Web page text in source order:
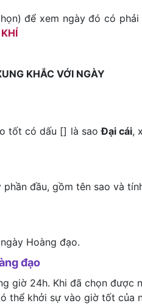
để xem ngày đó có phải
KHẮC VỚI NGÀY
tốt có dấu [] là saoĐại cái,
đầu, gồm tên sao và
Hoàng đạo.
đạo
giờ 24h. Khi đã chọn được
thể khởi sự vào giờ tốt của